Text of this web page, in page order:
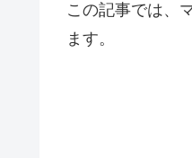
この記事では、
ます。